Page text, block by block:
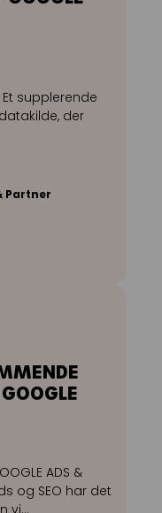
Et supplerende
der
Partner
ADS &
og SEO har det
vi…